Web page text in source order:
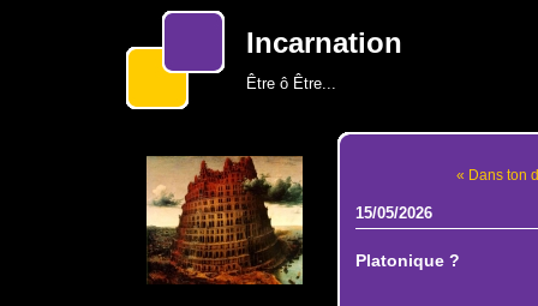
Incarnation
Être ô Être...
« Dans ton
15/05/2026
Platonique ?